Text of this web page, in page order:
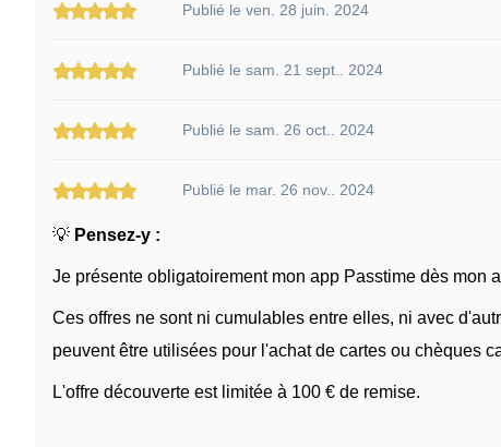
Publié le ven. 28 juin. 2024
Publié le sam. 21 sept.. 2024
Publié le sam. 26 oct.. 2024
Publié le mar. 26 nov.. 2024
💡 Pensez-y :
Je présente obligatoirement mon app Passtime dès mon
Ces offres ne sont ni cumulables entre elles, ni avec
peuvent être utilisées pour l'achat de cartes ou chèques
L'offre découverte est limitée à 100 € de remise.